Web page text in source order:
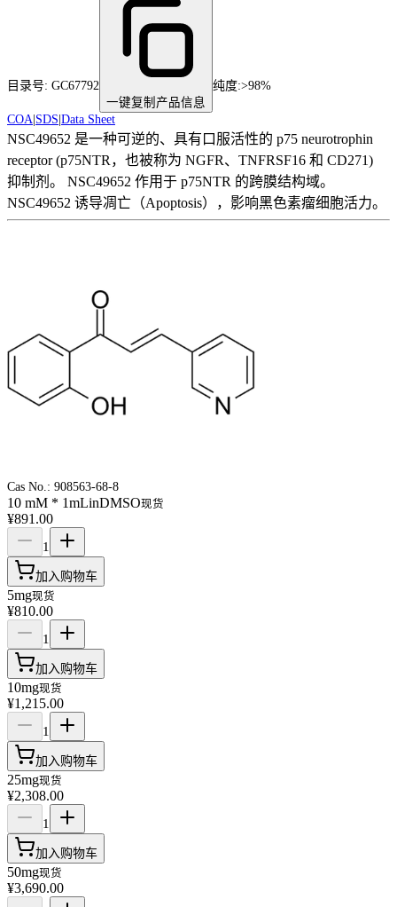
目录号: GC67792
一键复制产品信息
纯度:>98%
COA SDS Data Sheet
NSC49652 是一种可逆的、具有口服活性的 p75 neurotrophin
receptor (p75NTR，也被称为 NGFR、TNFRSF16 和 CD271)
抑制剂。 NSC49652 作用于 p75NTR 的跨膜结构域。
NSC49652 诱导凋亡（Apoptosis），影响黑色素瘤细胞活力。
Cas No.: 908563-68-8
10 mM * 1mLinDMSO现货
¥891.00
1
加入购物车
5mg现货
¥810.00
1
加入购物车
10mg现货
¥1,215.00
1
加入购物车
25mg现货
¥2,308.00
1
加入购物车
50mg现货
¥3,690.00